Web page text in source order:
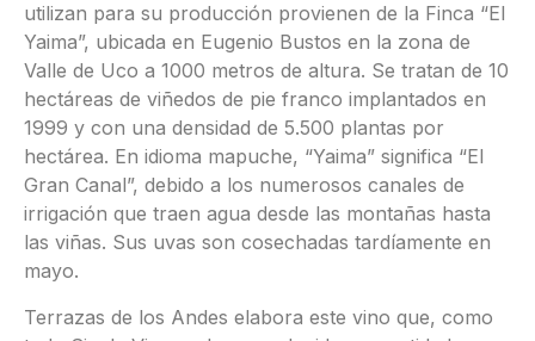
utilizan para su producción provienen de la Finca “El
Yaima”, ubicada en Eugenio Bustos en la zona de
Valle de Uco a 1000 metros de altura. Se tratan de 10
hectáreas de viñedos de pie franco implantados en
1999 y con una densidad de 5.500 plantas por
hectárea. En idioma mapuche, “Yaima” significa “El
Gran Canal”, debido a los numerosos canales de
irrigación que traen agua desde las montañas hasta
las viñas. Sus uvas son cosechadas tardíamente en
mayo.
Terrazas de los Andes elabora este vino que, como